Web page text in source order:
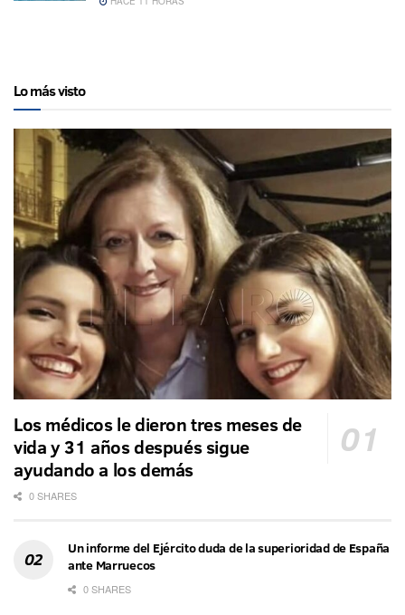
Lo más visto
Los médicos le dieron tres meses de
vida y 31 años después sigue
ayudando a los demás
0 SHARES
Un informe del Ejército duda de la superioridad de España
ante Marruecos
0 SHARES